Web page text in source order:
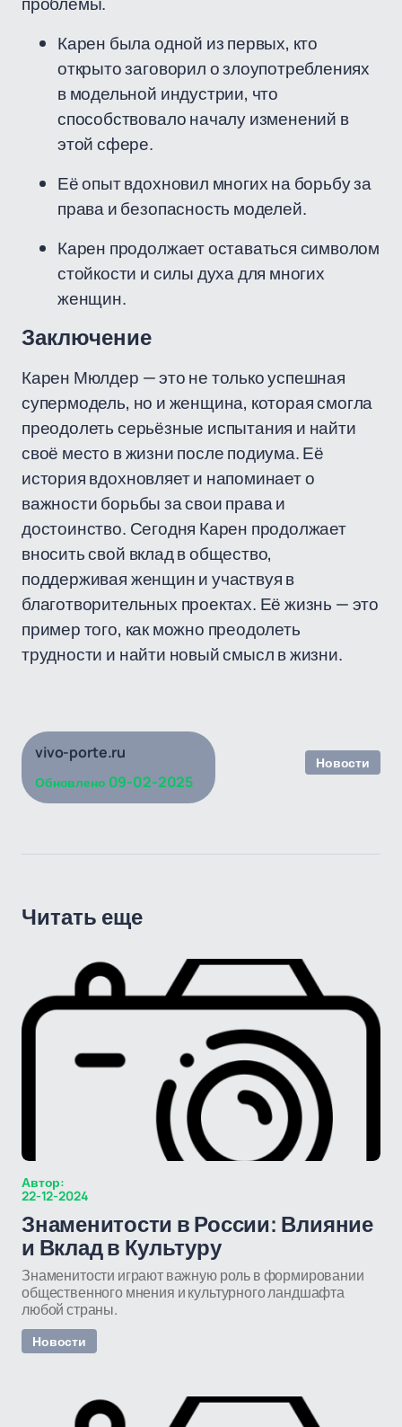
Карен была одной из первых, кто
открыто заговорил о злоупотреблениях
в модельной индустрии, что
способствовало началу изменений в
этой сфере.
Её опыт вдохновил многих на борьбу за
права и безопасность моделей.
Карен продолжает оставаться символом
стойкости и силы духа для многих
женщин.
Заключение
Карен Мюлдер — это не только успешная
супермодель, но и женщина, которая смогла
преодолеть серьёзные испытания и найти
своё место в жизни после подиума. Её
история вдохновляет и напоминает о
важности борьбы за свои права и
достоинство. Сегодня Карен продолжает
вносить свой вклад в общество,
поддерживая женщин и участвуя в
благотворительных проектах. Её жизнь — это
пример того, как можно преодолеть
трудности и найти новый смысл в жизни.
vivo-porte.ru
Обновлено 09-02-2025
Новости
Читать еще
Автор:
22-12-2024
Знаменитости в России: Влияние
и Вклад в Культуру
Знаменитости играют важную роль в формировании
общественного мнения и культурного ландшафта
любой страны.
Новости